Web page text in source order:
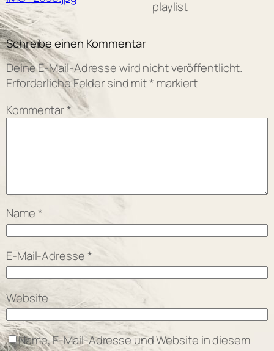
playlist
Schreibe einen Kommentar
Deine E-Mail-Adresse wird nicht veröffentlicht.
Erforderliche Felder sind mit* markiert
Kommentar*
Name*
E-Mail-Adresse *
Website
Name, E-Mail-Adresse und Website in diesem